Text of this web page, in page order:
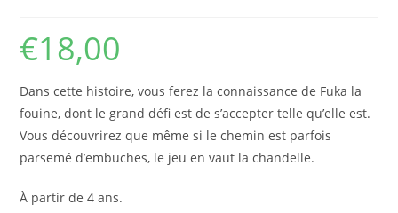
€18,00
Dans cette histoire, vous ferez la connaissance de Fuka la
fouine, dont le grand défi est de s’accepter telle qu’elle est.
Vous découvrirez que même si le chemin est parfois
parsemé d’embuches, le jeu en vaut la chandelle.
À partir de 4 ans.